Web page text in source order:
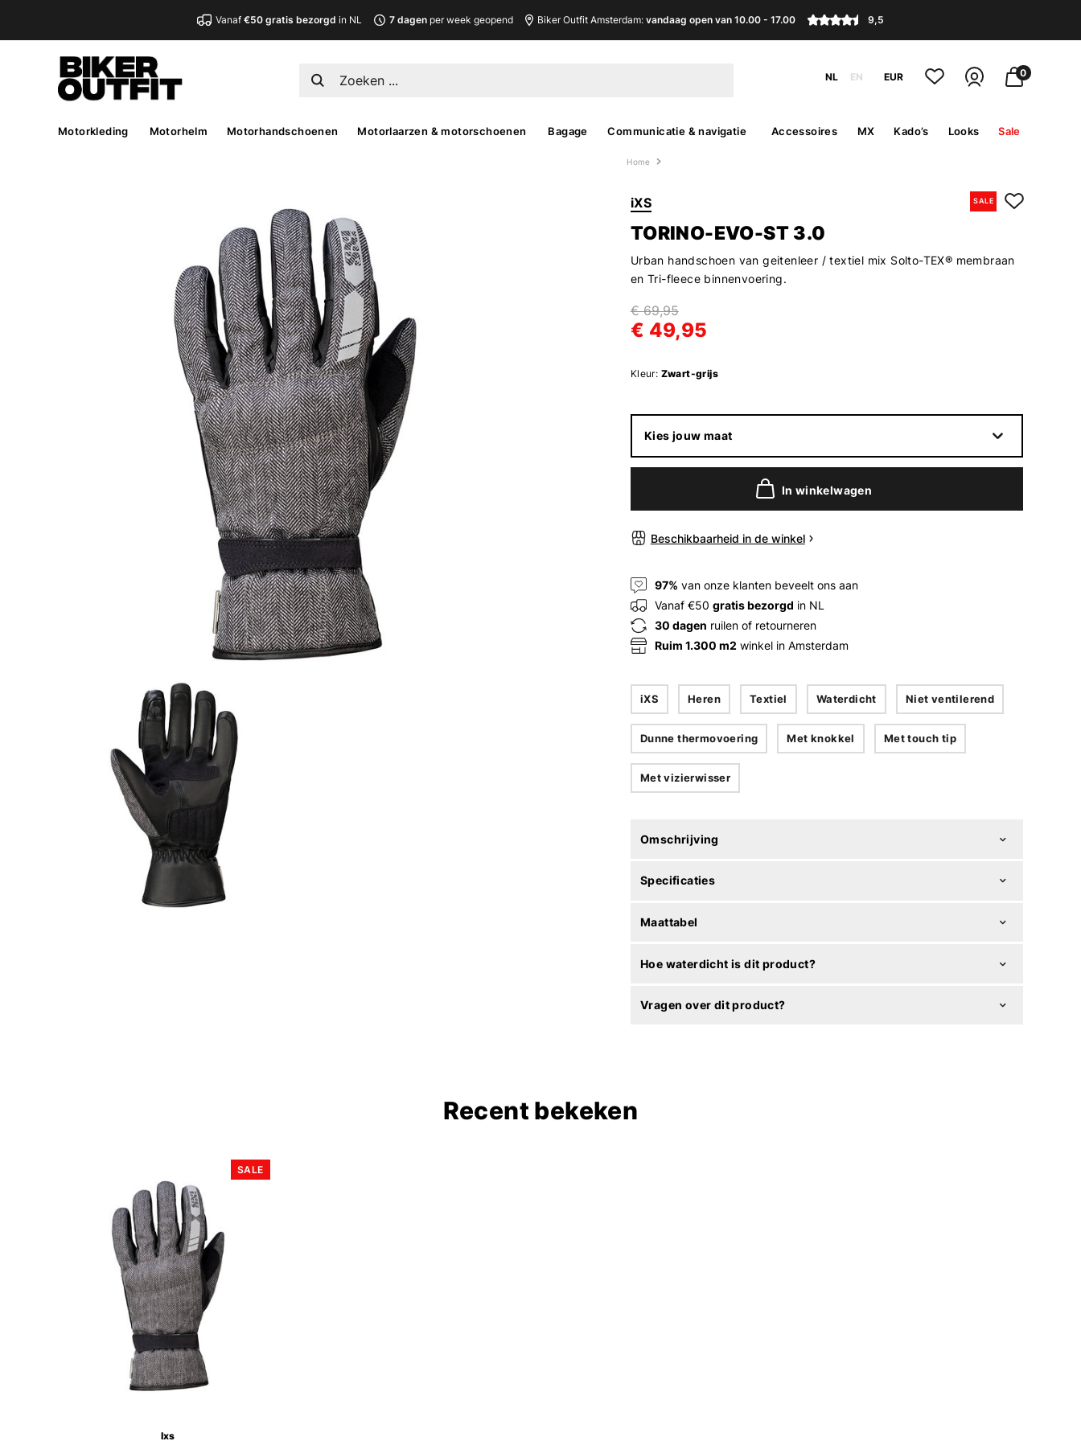
Vanaf €50 gratis bezorgd in NL 7 dagen per week geopend Biker Outfit Amsterdam:vandaag open van 10.00 - 17.00 9,5
NL EN EUR 0
Motorkleding Motorhelm Motorhandschoenen Motorlaarzen & motorschoenen Bagage Communicatie & navigatie Accessoires MX Kado’s Looks Sale
Home
SALE
iXS
TORINO-EVO-ST 3.0
Urban handschoen van geitenleer / textiel mix Solto-TEX® membraan
en Tri-fleece binnenvoering.
€ 69,95
€ 49,95
Kleur: Zwart-grijs
Kies jouw maat
In winkelwagen
Beschikbaarheid in de winkel
97% van onze klanten beveelt ons aan
Vanaf €50 gratis bezorgd in NL
30 dagen ruilen of retourneren
Ruim 1.300 m2 winkel in Amsterdam
iXS Heren Textiel Waterdicht Niet ventilerend
Dunne thermovoering Met knokkel Met touch tip
Met vizierwisser
Omschrijving
Specificaties
Maattabel
Hoe waterdicht is dit product?
Vragen over dit product?
Recent bekeken
SALE
Ixs